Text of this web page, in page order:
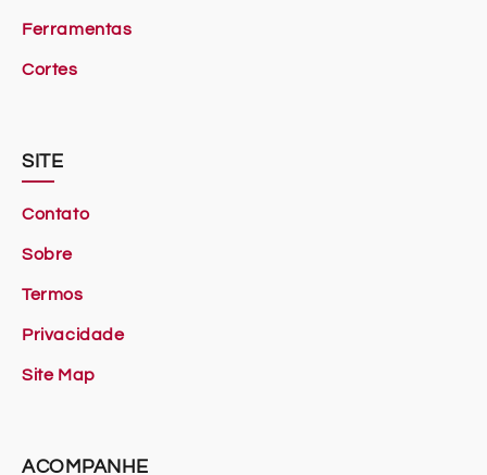
Ferramentas
Cortes
SITE
Contato
Sobre
Termos
Privacidade
Site Map
ACOMPANHE